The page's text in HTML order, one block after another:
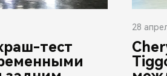
тест
28